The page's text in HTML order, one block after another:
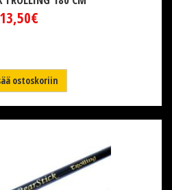
13,50€
ostoskoriin